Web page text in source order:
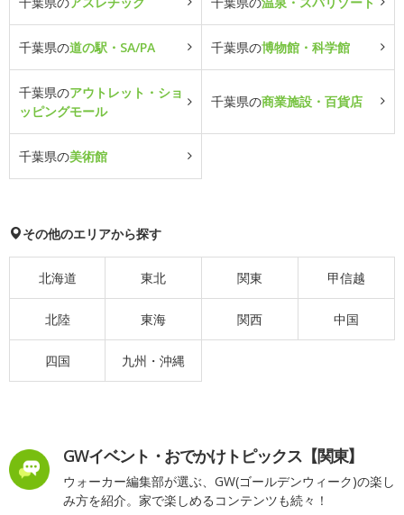
千葉県の道の駅・SA/PA 千葉県の博物館・科学館
千葉県のアウトレット・ショ
ッピングモール
千葉県の商業施設・百貨店
千葉県の美術館
その他のエリアから探す
北海道 東北 関東 甲信越
北陸 東海 関西 中国
四国 九州・沖縄
GWイベント・おでかけトピックス【関東】
ウォーカー編集部が選ぶ、GW(ゴールデンウィーク)の楽し
み方を紹介。家で楽しめるコンテンツも続々！